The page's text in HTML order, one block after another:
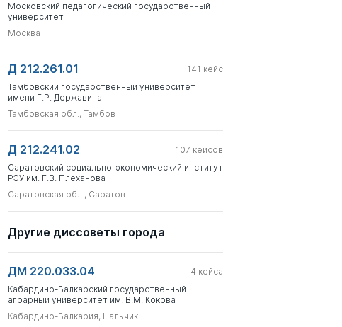
Московский педагогический государственный
университет
Москва
Д 212.261.01 141 кейс
Тамбовский государственный университет
имени Г.Р. Державина
Тамбовская обл., Тамбов
Д 212.241.02 107 кейсов
Саратовский социально-экономический институт
РЭУ им. Г.В. Плеханова
Саратовская обл., Саратов
Другие диссоветы города
ДМ 220.033.04 4 кейса
Кабардино-Балкарский государственный
аграрный университет им. В.М. Кокова
Кабардино-Балкария, Нальчик